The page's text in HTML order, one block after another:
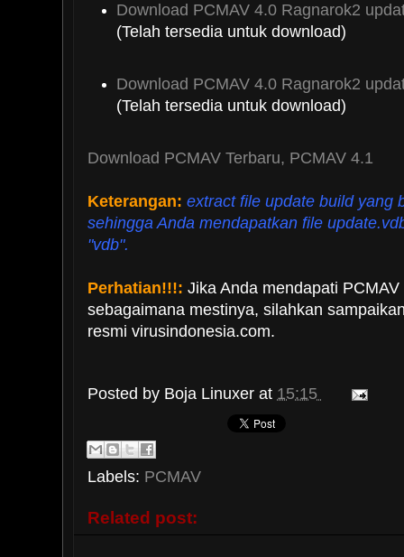
Download PCMAV 4.0 Ragnarok2
(Telah tersedia untuk download)
Download PCMAV 4.0 Ragnarok2
(Telah tersedia untuk download)
Download PCMAV Terbaru, PCMAV 4.1
Keterangan: extract file update build yang
sehingga Anda mendapatkan file
"vdb".
Perhatian!!!: Jika Anda mendapati
sebagaimana mestinya, silahkan
resmi virusindonesia.com.
Posted by Boja Linuxer at 15:15
Labels: PCMAV
Related post: